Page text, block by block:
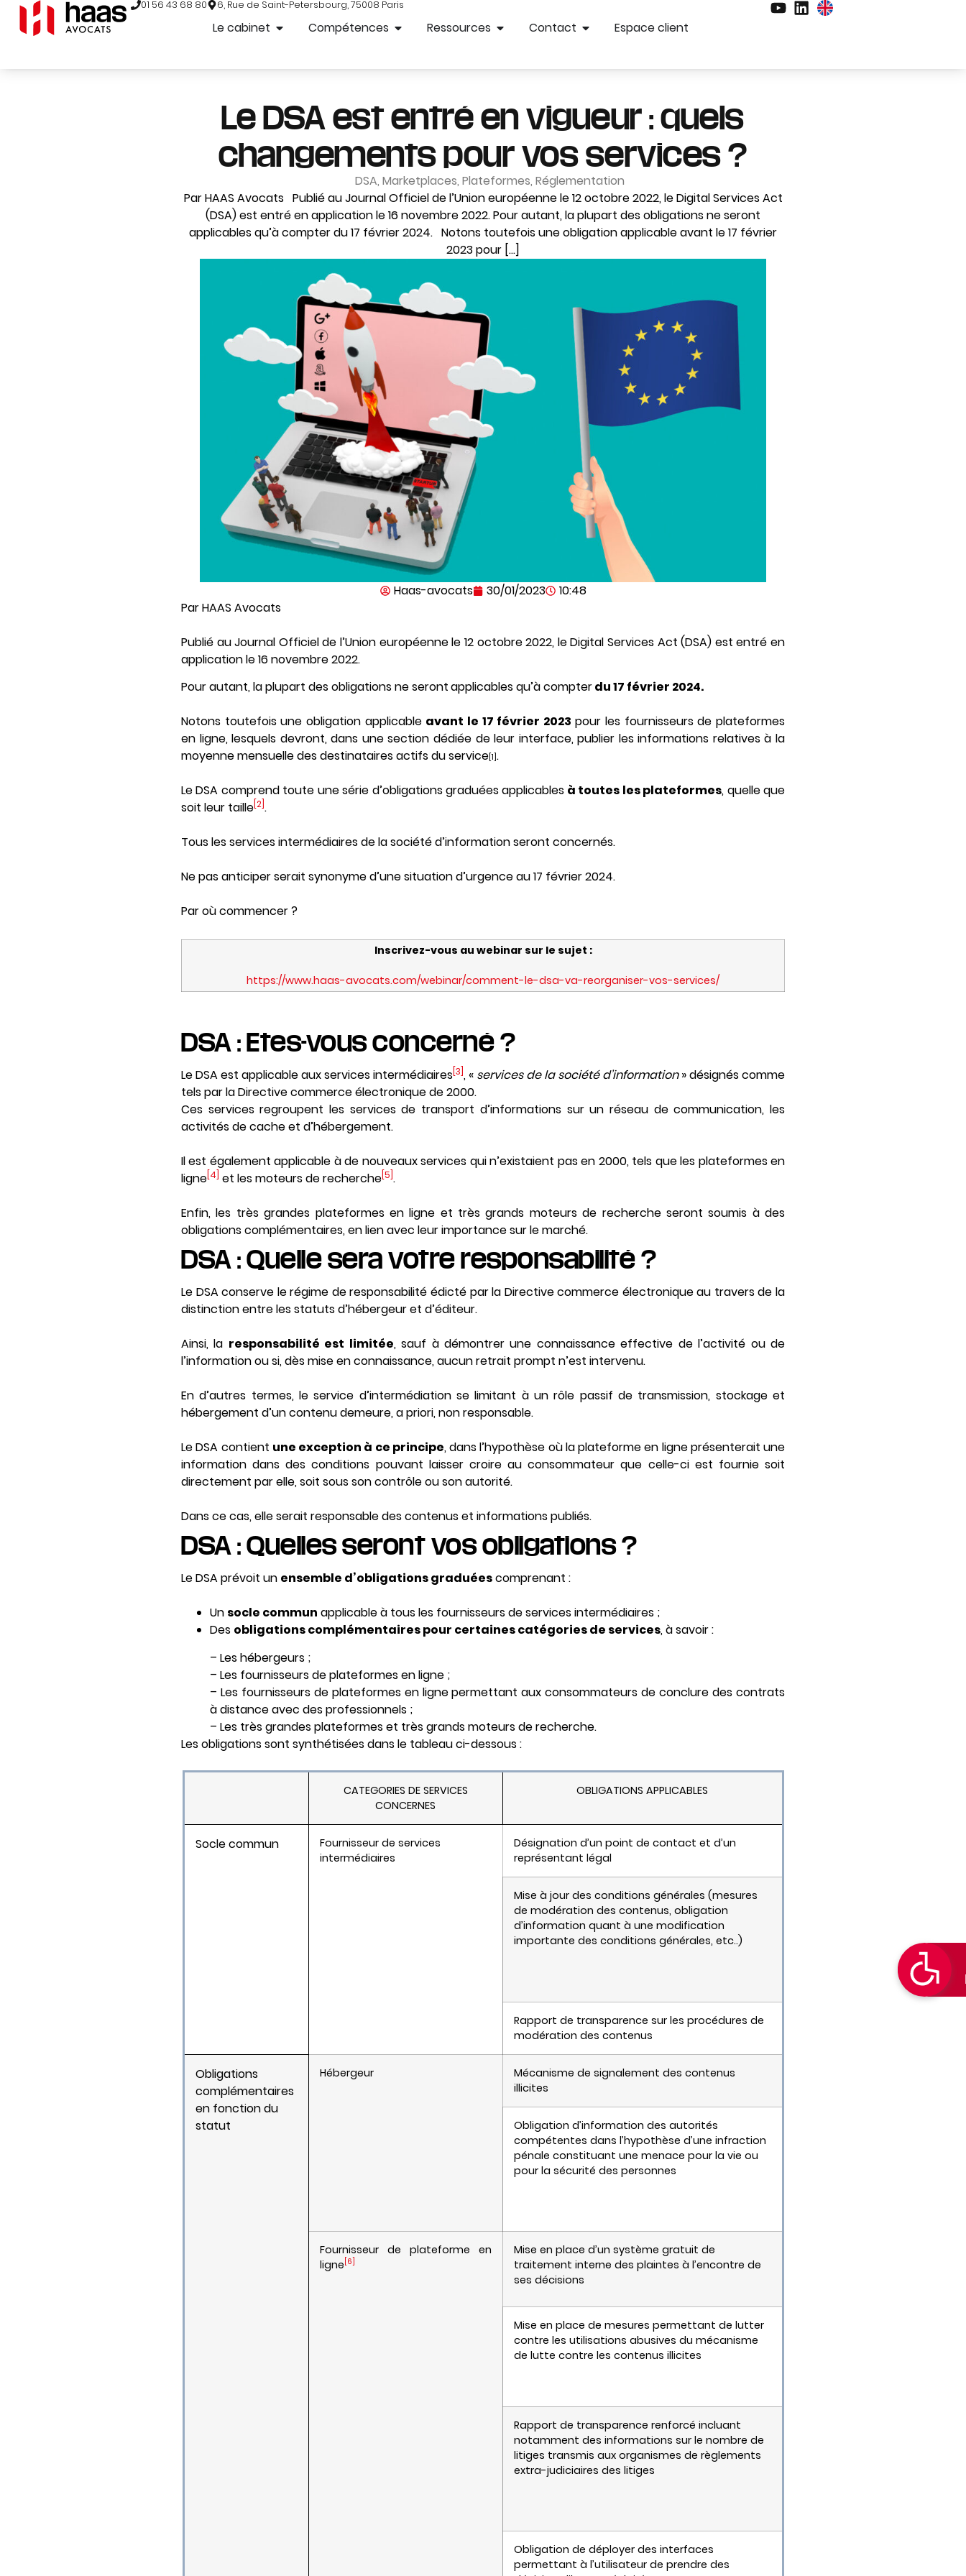
01 56 43 68 80 6, Rue de Saint-Petersbourg, 75008 Paris
Le cabinet Compétences Ressources Contact Espace client
Le DSA est entré en vigueur : quels
changements pour vos services ?
DSA, Marketplaces, Plateformes, Réglementation
Par HAAS Avocats Publié au Journal Officiel de l’Union européenne le 12 octobre 2022, le Digital Services Act
(DSA) est entré en application le 16 novembre 2022. Pour autant, la plupart des obligations ne seront
applicables qu’à compter du 17 février 2024. Notons toutefois une obligation applicable avant le 17 février
2023 pour […]
Haas-avocats 30/01/2023
10:48
Par HAAS Avocats
Publié au Journal Officiel de l’Union européenne le 12 octobre 2022, le Digital Services Act (DSA) est entré en
application le 16 novembre 2022.
Pour autant, la plupart des obligations ne serontapplicables qu’à compterdu 17 février 2024.
Notons toutefois une obligation applicable avant le 17 février 2023 pour les fournisseurs de plateformes
en ligne, lesquels devront, dans une section dédiée de leur interface, publier les informations relatives à la
moyenne mensuelle des destinataires actifs du service[1].
Le DSA comprend toute une série d’obligations graduées applicables à toutes les plateformes, quelle que
soit leur taille [2] .
Tous les services intermédiaires de la société d’information seront concernés.
Ne pas anticiper serait synonyme d’une situation d’urgence au 17 février 2024.
Par où commencer ?
Inscrivez-vous au webinar sur le sujet :
https://www.haas-avocats.com/webinar/comment-le-dsa-va-reorganiser-vos-services/
DSA : Etes-vous concerné ?
Le DSA est applicable aux services intermédiaires [3] , « services de la société d’information» désignés comme
tels par la Directive commerce électronique de 2000.
Ces services regroupent les services de transport d’informations sur un réseau de communication, les
activités de cache et d’hébergement.
Il est également applicable à de nouveaux services qui n’existaient pas en 2000, tels que les plateformes en
ligne [4] et les moteurs de recherche [5] .
Enfin, les très grandes plateformes en ligne et très grands moteurs de recherche seront soumis à des
obligations complémentaires, en lien avec leur importance sur le marché.
DSA : Quelle sera votre responsabilité ?
Le DSA conserve le régime de responsabilité édicté par la Directive commerce électronique au travers de la
distinction entre les statuts d’hébergeur et d’éditeur.
Ainsi, la responsabilité est limitée, sauf à démontrer une connaissance effective de l’activité ou de
l’information ou si, dès mise en connaissance, aucun retrait prompt n’est intervenu.
En d’autres termes, le service d’intermédiation se limitant à un rôle passif de transmission, stockage et
hébergement d’un contenu demeure, a priori, non responsable.
Le DSA contient une exception à ce principe, dans l’hypothèse où la plateforme en ligne présenterait une
information dans des conditions pouvant laisser croire au consommateur que celle-ci est fournie soit
directement par elle, soit sous son contrôle ou son autorité.
Dans ce cas, elle serait responsable des contenus et informations publiés.
DSA : Quelles seront vos obligations ?
Le DSA prévoit un ensemble d’obligations graduéescomprenant :
Un socle commun applicable à tous les fournisseurs de services intermédiaires ;
Des obligations complémentaires pour certaines catégories de services, à savoir :
– Les hébergeurs ;
– Les fournisseurs de plateformes en ligne ;
– Les fournisseurs de plateformes en ligne permettant aux consommateurs de conclure des contrats
à distance avec des professionnels ;
– Les très grandes plateformes et très grands moteurs de recherche.
Les obligations sont synthétisées dans le tableau ci-dessous :
CATEGORIES DE SERVICES
CONCERNES
OBLIGATIONS APPLICABLES
Socle commun
Fournisseur de services
intermédiaires
Désignation d’un point de contact et d’un
représentant légal
Mise à jour des conditions générales (mesures
de modération des contenus, obligation
d’information quant à une modification
importante des conditions générales, etc..)
Rapport de transparence sur les procédures de
modération des contenus
Obligations
complémentaires
en fonction du
statut
Hébergeur
Mécanisme de signalement des contenus
illicites
Obligation d’information des autorités
compétentes dans l’hypothèse d’une infraction
pénale constituant une menace pour la vie ou
pour la sécurité des personnes
Fournisseur de plateforme en
ligne [6]
Mise en place d’un système gratuit de
traitement interne des plaintes à l’encontre de
ses décisions
Mise en place de mesures permettant de lutter
contre les utilisations abusives du mécanisme
de lutte contre les contenus illicites
Rapport de transparence renforcé incluant
notamment des informations sur le nombre de
litiges transmis aux organismes de règlements
extra-judiciaires des litiges
Obligation de déployer des interfaces
permettant à l’utilisateur de prendre des